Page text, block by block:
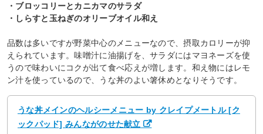
・ブロッコリーとカニカマのサラダ
・しらすと玉ねぎのオリーブオイル和え
品数は多いですが野菜中心のメニューなので、摂取カロリーが抑
えられています。味噌汁に油揚げを、サラダにはマヨネーズを使
うので味わいにコクが出て食べ応えが増します。和え物にはレモ
ン汁を使っているので、うな丼のよい箸休めとなりそうです。
うな丼メインのヘルシーメニュー by クレイプメートル [ク
ックパッド] みんながのせた献立